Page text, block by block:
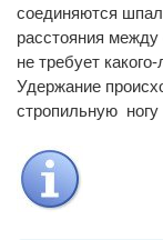
соединяются
расстояния
не требует
Удержание
стропильную ногу